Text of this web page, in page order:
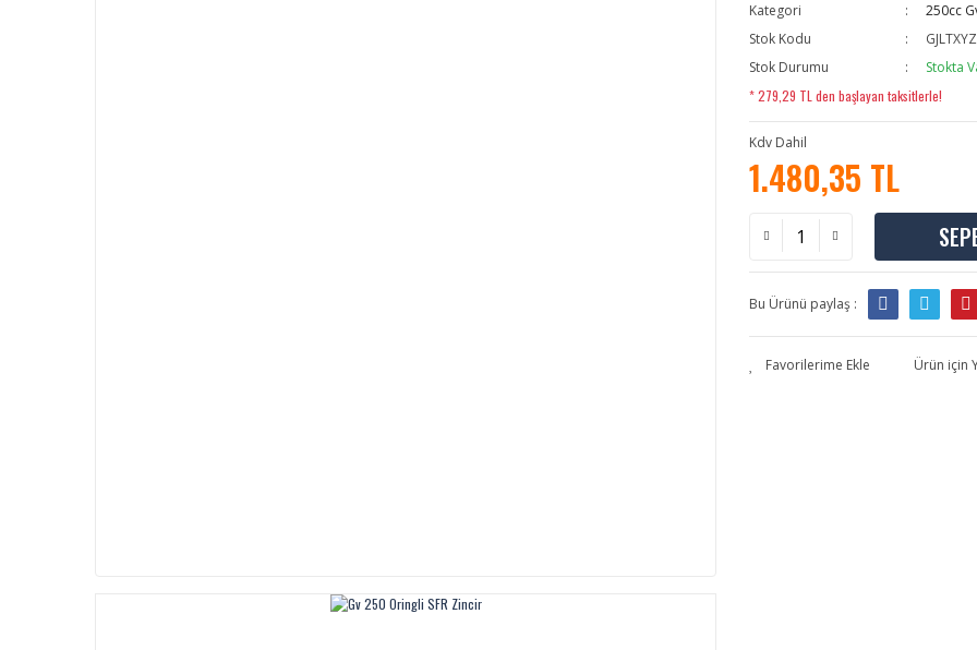
Kategori
250cc
Stok Kodu
Stok Durumu
Stokta
* 279,29 TL den başlayan taksitlerle!
Kdv Dahil
1.480,35 TL
Bu Ürünü paylaş :
Ürün için